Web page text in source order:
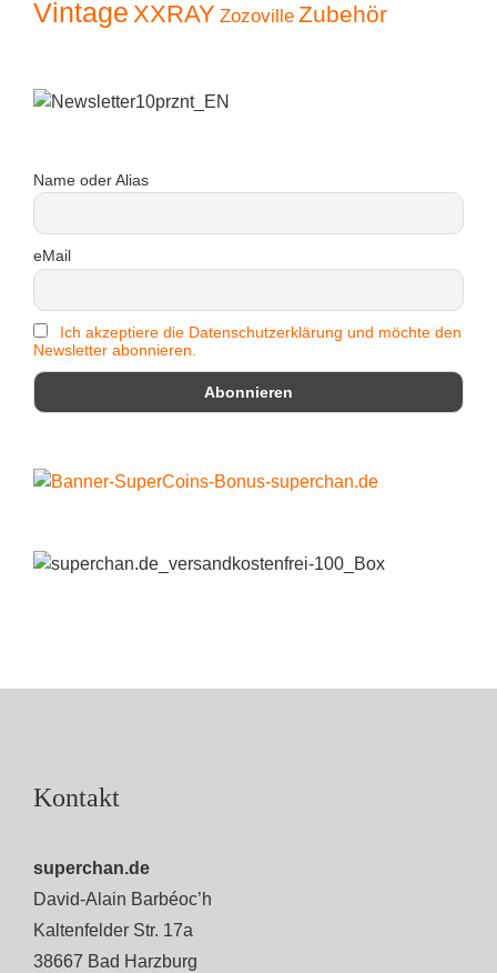
Vintage XXRAY Zozoville Zubehör
Name oder Alias
eMail
Ich akzeptiere die Datenschutzerklärung und möchte den
Newsletter abonnieren.
Kontakt
superchan.de
David-Alain Barbéoc’h
Kaltenfelder Str. 17a
38667 Bad Harzburg